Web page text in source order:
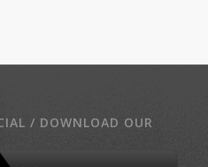
/ DOWNLOAD OUR